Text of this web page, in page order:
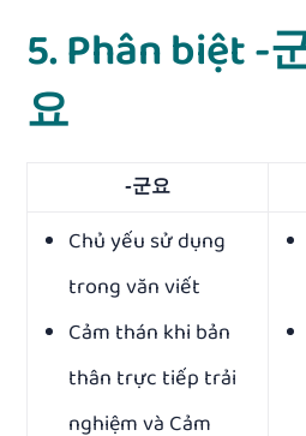
5. Phân biệt -
요
-군요
Chủ yếu sử dụng
trong văn viết
Cảm thán khi bản
thân trực tiếp trải
nghiệm và Cảm